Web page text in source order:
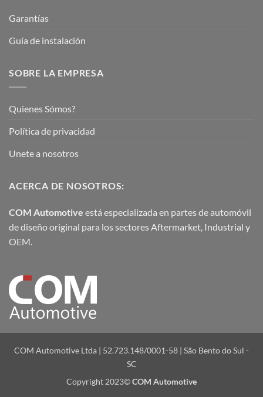
Garantías
Guía de instalación
SOBRE LA EMPRESA
Quienes Sómos?
Política de privacidad
Unete a nosotros
ACERCA DE NOSOTROS:
COM Automotive está especializada en partes de automóvil
de diseño original para los sectores Aftermarket, Industrial y
OEM.
COM Automotive Ltda | 52.723.148/0001-58 | São Bento do Sul -
SC
Copyright 2023©COM Automotive